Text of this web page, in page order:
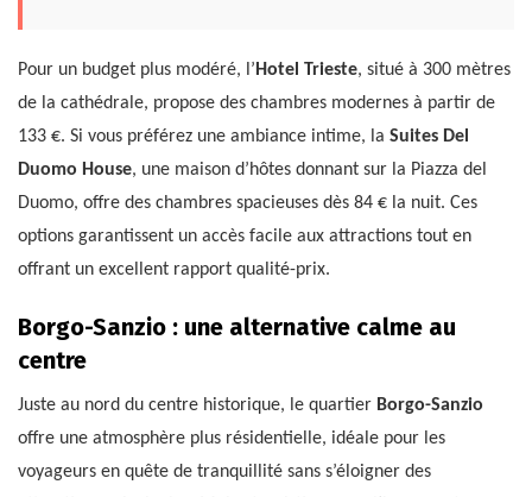
Pour un budget plus modéré, l’ Hotel Trieste, situé à 300 mètres
de la cathédrale, propose des chambres modernes à partir de
133 €. Si vous préférez une ambiance intime, la Suites Del
Duomo House, une maison d’hôtes donnant sur la Piazza del
Duomo, offre des chambres spacieuses dès 84 € la nuit. Ces
options garantissent un accès facile aux attractions tout en
offrant un excellent rapport qualité-prix.
Borgo-Sanzio : une alternative calme au
centre
Juste au nord du centre historique, le quartier Borgo-Sanzio
offre une atmosphère plus résidentielle, idéale pour les
voyageurs en quête de tranquillité sans s’éloigner des